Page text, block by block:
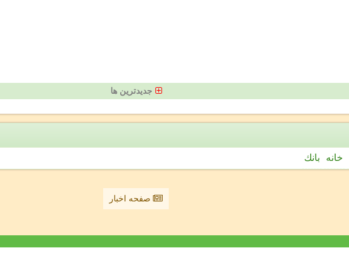
جدیدترین ها
خانه بانك
صفحه اخبار